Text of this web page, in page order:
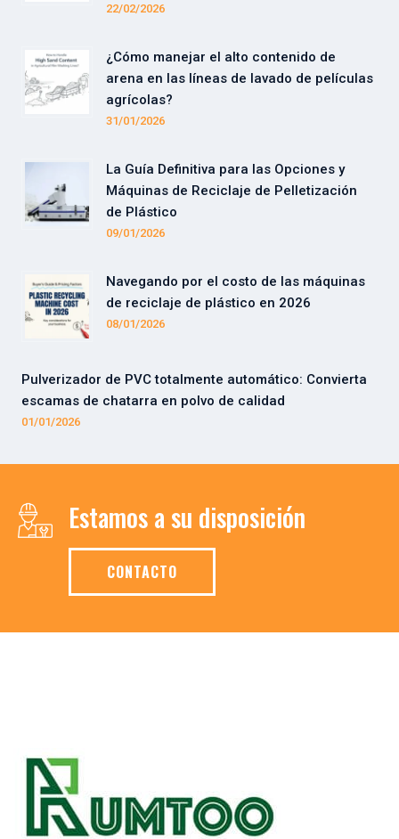
22/02/2026
¿Cómo manejar el alto contenido de
arena en las líneas de lavado de películas
agrícolas?
31/01/2026
La Guía Definitiva para las Opciones y
Máquinas de Reciclaje de Pelletización
de Plástico
09/01/2026
Navegando por el costo de las máquinas
de reciclaje de plástico en 2026
08/01/2026
Pulverizador de PVC totalmente automático: Convierta
escamas de chatarra en polvo de calidad
01/01/2026
Estamos a su disposición
CONTACTO